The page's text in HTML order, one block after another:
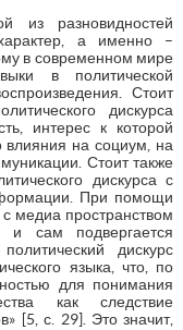
из разновидностей
а именно –
в современном мире
в политической
Стоит
дискурса
интерес к которой
влияния на социум, на
Стоит также
дискурса с
При помощи
с медиа пространством
сам подвергается
дискурс
языка, что, по
для понимания
как следствие
[5, с. 29]. Это значит,